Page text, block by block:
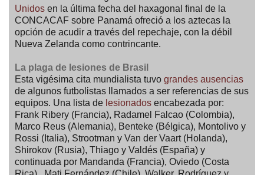
Unidos en la última fecha del haxagonal final de la
CONCACAF sobre Panamá ofreció a los aztecas la
opción de acudir a través del repechaje, con la débil
Nueva Zelanda como contrincante.
La plaga de lesiones de Brasil
Esta vigésima cita mundialista tuvo grandes ausencias
de algunos futbolistas llamados a ser referencias de sus
equipos. Una lista de lesionados encabezada por:
Frank Ribery (Francia), Radamel Falcao (Colombia),
Marco Reus (Alemania), Benteke (Bélgica), Montolivo y
Rossi (Italia), Strootman y Van der Vaart (Holanda),
Shirokov (Rusia), Thiago y Valdés (España) y
continuada por Mandanda (Francia), Oviedo (Costa